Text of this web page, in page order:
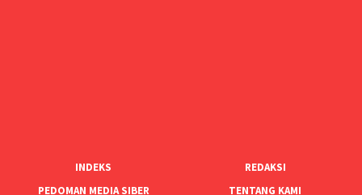
INDEKS
REDAKSI
PEDOMAN MEDIA SIBER
TENTANG KAMI